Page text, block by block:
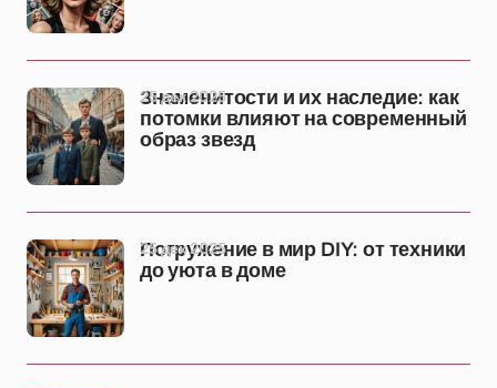
Знаменитости и их наследие: как
потомки влияют на современный
образ звезд
25 дек 2025
Погружение в мир DIY: от техники
до уюта в доме
25 дек 2025